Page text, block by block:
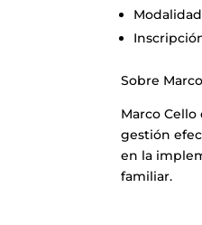
Sobre
Marco
gestión
en la
familiar.